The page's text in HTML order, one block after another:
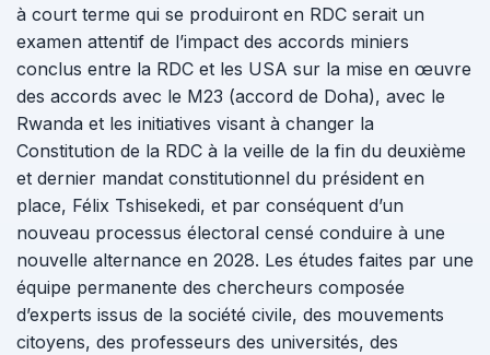
à court terme qui se produiront en RDC serait un
examen attentif de l’impact des accords miniers
conclus entre la RDC et les USA sur la mise en œuvre
des accords avec le M23 (accord de Doha), avec le
Rwanda et les initiatives visant à changer la
Constitution de la RDC à la veille de la fin du deuxième
et dernier mandat constitutionnel du président en
place, Félix Tshisekedi, et par conséquent d’un
nouveau processus électoral censé conduire à une
nouvelle alternance en 2028. Les études faites par une
équipe permanente des chercheurs composée
d’experts issus de la société civile, des mouvements
citoyens, des professeurs des universités, des